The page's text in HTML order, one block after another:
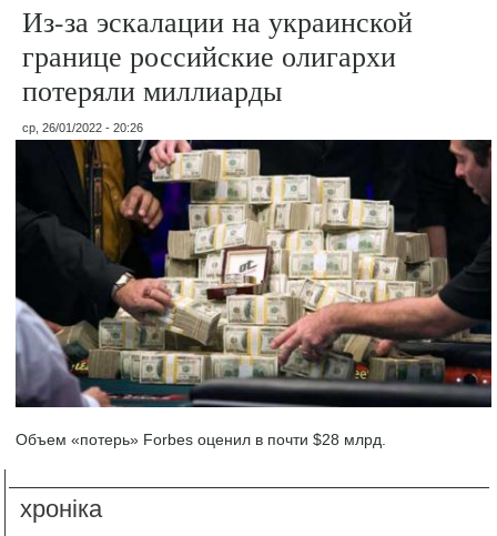
Из-за эскалации на украинской
границе российские олигархи
потеряли миллиарды
ср, 26/01/2022 - 20:26
Объем «потерь» Forbes оценил в почти $28 млрд.
хроніка